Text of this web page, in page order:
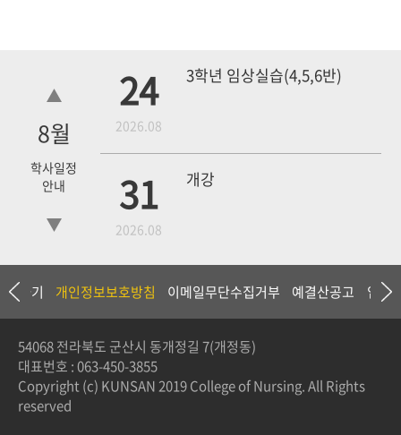
8월
학사일정
안내
24
2026.08
3학년 임상실습(4,5,6반)
31
2026.08
개강
18 4학년 1차 모의고사
19 3학년 중간고사
담하기 개인정보보호방침 이메일무단수집거부 예결산공고 입찰
54068 전라북도 군산시 동개정길 7(개정동)
대표번호 :063-450-3855
Copyright (c) KUNSAN 2019 College of Nursing. All Rights
reserved